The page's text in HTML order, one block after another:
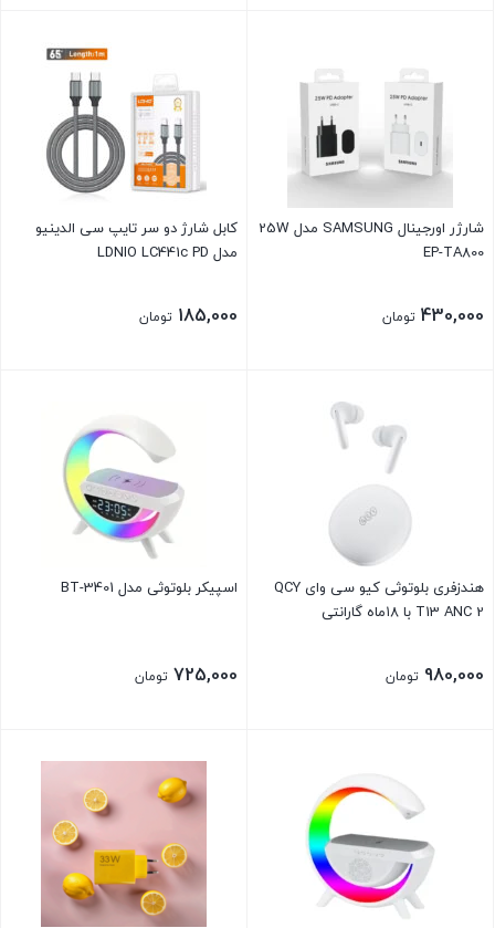
شارژر اورجینال SAMSUNG مدل 25W
EP-TA800
430,000 تومان
کابل شارژ دو سر تایپ سی الدینیو
مدل LDNIO LC441c PD
185,000 تومان
هندزفری بلوتوثی کیو سی وای QCY
T13 ANC 2 با ۱۸ماه گارانتی
980,000 تومان
اسپیکر بلوتوثی مدل BT-3401
725,000 تومان